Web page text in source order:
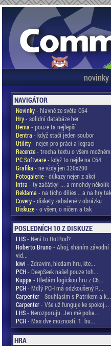
novinky
NAVIGÁTOR
Novinky- hlavně ze světa C64
Hry- solidní databáze her
Dema - pouze ta nejlepší
Dentra - když stačí jeden soubor
Utility- nejen pro práci a legraci
Recenze- trocha textu o všem možném
PC Software- když to nejde na C64
Grafika - ne vždy jen 320x200
Fotogalerie- důkazy nejen z akcí
Intra - ty začátky! ... a mnohdy několik
Reklama - na ticho dňies .. a na hry
Covery- diskety zabalené v obrázku
Diskuze- o všem, o ničem a tak
POSLEDNÍCH 10 Z DISKUZE
LHS- Není to HotRod?
Roberto Bruno- Ahoj, sháním závodní
vid...
kiwi - Zdravim, hledam hru, kte...
PCH- DeepSeek našel pouze toh...
Kuppa - Hledám logickou hru z C6...
PCH- Mdlý PCH má odzkoušený R...
Carpenter- Souhlasím s Patrikem a k...
Carpenter- Vše už funguje ke spokoj...
LHS- Nerozporuju. Jen mě poba...
PCH- Mas dve moznosti. 1. bu...
HRA